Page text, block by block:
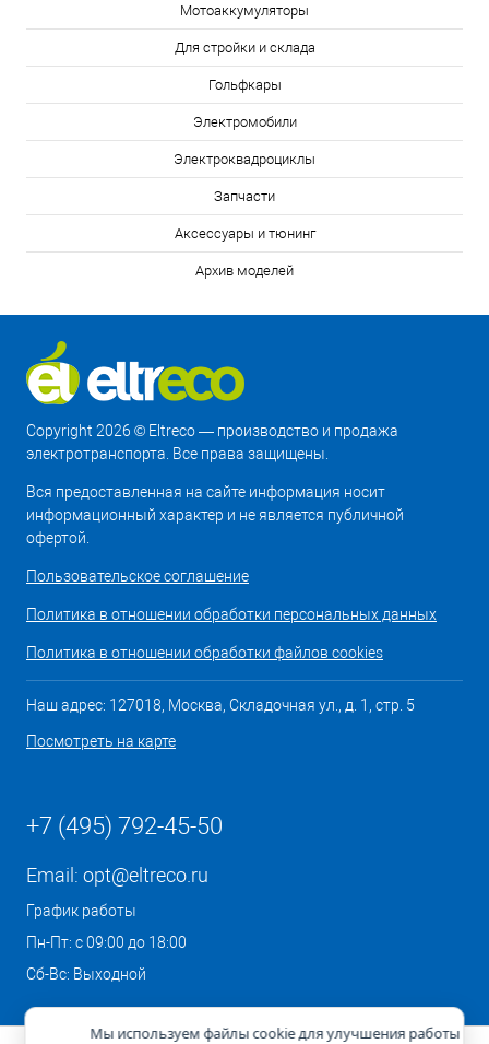
Мотоаккумуляторы
Для стройки и склада
Гольфкары
Электромобили
Электроквадроциклы
Запчасти
Аксессуары и тюнинг
Архив моделей
Copyright 2026 © Eltreco — производство и продажа
электротранспорта. Все права защищены.
Вся предоставленная на сайте информация носит
информационный характер и не является публичной
офертой.
Пользовательское соглашение
Политика в отношении обработки персональных данных
Политика в отношении обработки файлов cookies
Наш адрес: 127018, Москва, Складочная ул., д. 1, стр. 5
Посмотреть на карте
+7 (495) 792-45-50
Email: opt@eltreco.ru
График работы
Пн-Пт: с 09:00 до 18:00
Сб-Вс: Выходной
Мы используем файлы cookie для улучшения работы